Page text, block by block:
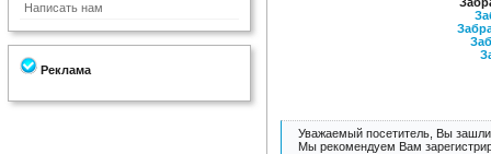
Написать нам
Реклама
Уважаемый посетитель, Вы зашли
Мы рекомендуем Вам